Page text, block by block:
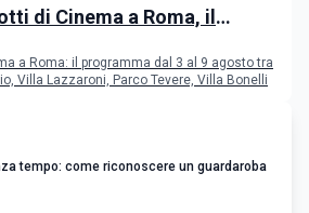
di Cinema a Roma, il
a Roma: il programma dal 3 al 9 agosto tra
Villa Lazzaroni, Parco Tevere, Villa Bonelli
tempo: come riconoscere un guardaroba